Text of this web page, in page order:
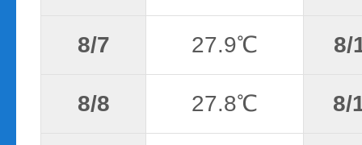
8/7 27.9℃ 8/
8/8 27.8℃ 8/